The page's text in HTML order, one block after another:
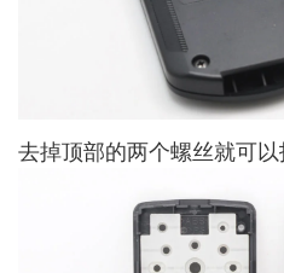
去掉顶部的两个螺丝就可以